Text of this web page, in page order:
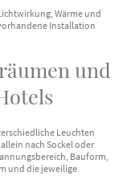
Wärme und
Installation
und
Leuchten
nach Sockel oder
Bauform,
und die jeweilige